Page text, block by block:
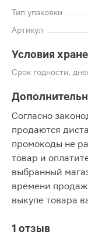
Тип упаковки
Артикул
Условия
Срок годности,
Согласно
продаются
промокоды не
товар и
выбранный
времени
выкупе товара
1 отзыв